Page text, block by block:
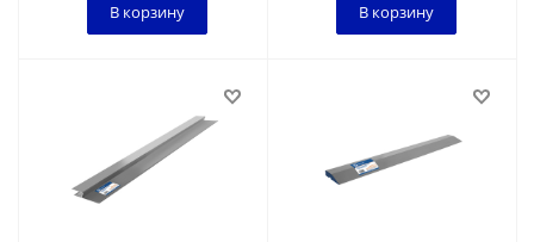
В корзину В корзину